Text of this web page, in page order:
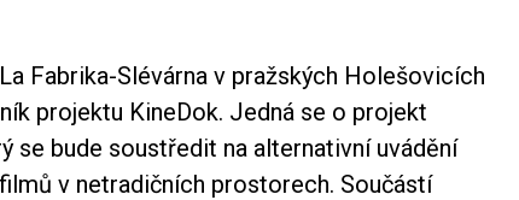
Fabrika-Slévárna v pražských Holešovicích
projektu KineDok. Jedná se o projekt
se bude soustředit na alternativní uvádění
v netradičních prostorech. Součástí